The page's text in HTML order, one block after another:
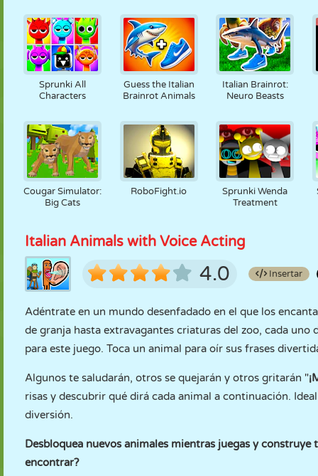
Sprunki All
Characters
Guess the Italian
Brainrot Animals
Italian Brainrot:
Neuro Beasts
Cougar Simulator:
Big Cats
RoboFight.io
Sprunki Wenda
Treatment
Italian Animals with Voice Acting
4.0 Insertar
Adéntrate en un mundo desenfadado en el que los
de granja hasta extravagantes criaturas del zoo, cada
para este juego. Toca un animal para oír sus frases
Algunos te saludarán, otros se quejarán y otros gritarán "
risas y descubrir qué dirá cada animal a continuación.
diversión.
Desbloquea nuevos animales mientras juegas y
encontrar?